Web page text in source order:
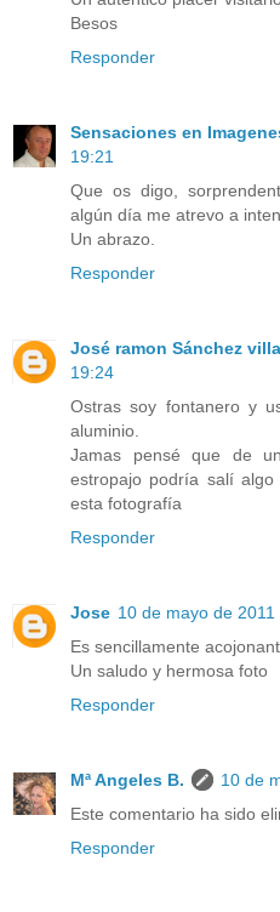
Besos
Responder
Sensaciones en
19:21
Que os digo,
algún día me atrevo a
Un abrazo.
Responder
José ramon Sánchez
19:24
Ostras soy fontanero y
aluminio.
Jamas pensé que de
estropajo podría salí
esta fotografía
Responder
Jose 10 de mayo de 2011
Es sencillamente
Un saludo y hermosa foto
Responder
Mª Angeles B.
10 de
Este comentario ha sido
Responder